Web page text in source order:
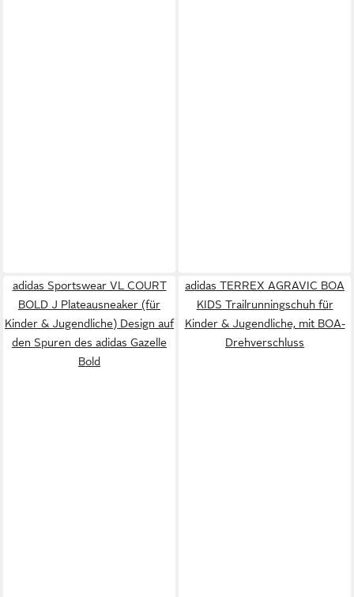
adidas Sportswear VL COURT
BOLD J Plateausneaker (für
Kinder & Jugendliche) Design auf
den Spuren des adidas Gazelle
Bold
adidas TERREX AGRAVIC BOA
KIDS Trailrunningschuh für
Kinder & Jugendliche, mit BOA-
Drehverschluss